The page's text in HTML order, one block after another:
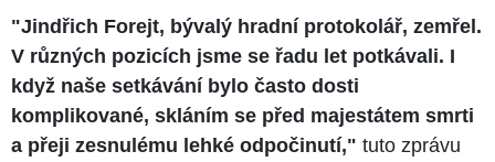
"Jindřich Forejt, bývalý hradní protokolář, zemřel.
V různých pozicích jsme se řadu let potkávali. I
když naše setkávání bylo často dosti
komplikované, skláním se před majestátem smrti
a přeji zesnulému lehké odpočinutí," tuto zprávu